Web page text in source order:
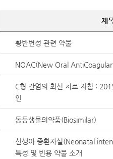
제
황반변성 관련 약물
NOAC(New Oral
C형 간염의 최신 치료 지침 :
인
동등생물의약품(Biosimilar)
신생아 중환자실(Neonatal
특성 및 빈용 약물 소개